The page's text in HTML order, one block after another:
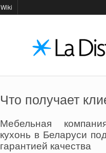
Wiki
Что получает
Мебельная
кухонь в Беларуси
гарантией качества